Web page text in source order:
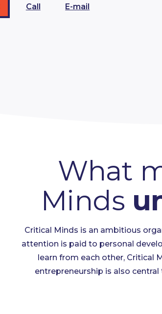
Call E-mail
What
Minds
Critical Minds is an ambitious
attention is paid to personal
learn from each other, Critical
entrepreneurship is also